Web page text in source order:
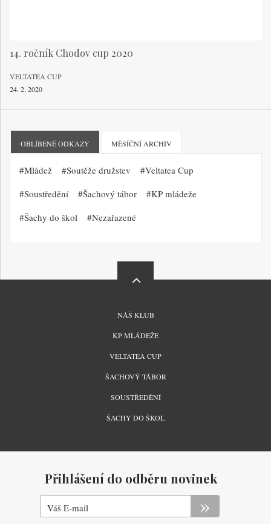
14. ročník Chodov cup 2020
VELTATEA CUP
24. 2. 2020
OBLÍBENÉ ODKAZY MĚSÍČNÍ ARCHIV
Mládež Soutěže družstev
Veltatea Cup
Soustředění
Šachový tábor
KP mládeže
Šachy do škol
Nezařazené
NÁŠ KLUB
KP MLÁDEŽE
VELTATEA CUP
ŠACHOVÝ TÁBOR
SOUSTŘEDĚNÍ
ŠACHY DO ŠKOL
Přihlášení do odběru novinek
Váš E-mail